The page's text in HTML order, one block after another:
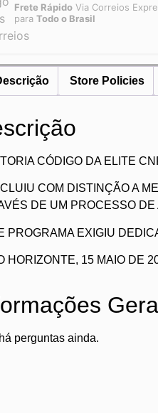
Frete Rápido Via Correios
para Todo o Brasil
Store Policies
CÓDIGO DA ELITE
COM DISTINÇÃO A
DE UM PROCESSO
PROGRAMA EXIGIU
HORIZONTE, 15 MAIO DE
perguntas ainda.